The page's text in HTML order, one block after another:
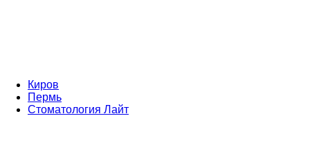
Киров
Пермь
Стоматология Лайт